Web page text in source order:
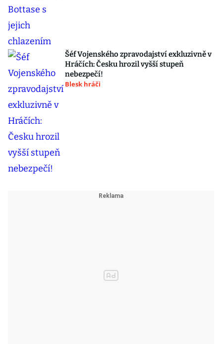
Šéf Vojenského zpravodajství exkluzivně v
Hráčích: Česku hrozil vyšší stupeň
nebezpečí!
Blesk hráči